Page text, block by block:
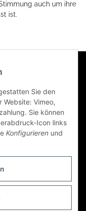
auch um ihre
ist.
Sie den
Website: Vimeo,
Sie können
Icon links
Konfigurieren und